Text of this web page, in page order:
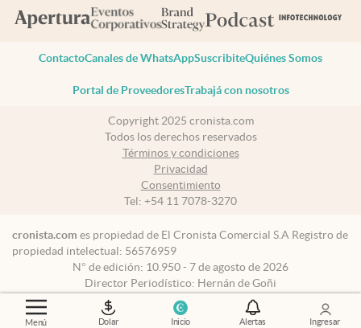
Menú Dolar Inicio Alertas Ingresar
ContactoCanales de WhatsAppSuscribiteQuiénes Somos
Portal de ProveedoresTrabajá con nosotros
Copyright 2025 cronista.com
Todos los derechos reservados
Términos y condiciones
Privacidad
Consentimiento
Tel: +54 11 7078-3270
cronista.com es propiedad de El Cronista Comercial S.A Registro de
propiedad intelectual: 56576959
N° de edición: 10.950 - 7 de agosto de 2026
Director Periodístico: Hernán de Goñi